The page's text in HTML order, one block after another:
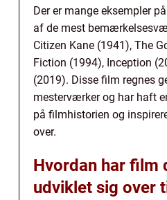
Der er mange eksempler
af de mest
Citizen Kane (1941), The
Fiction (1994), Inception
(2019). Disse film regnes
mesterværker og har haft
på filmhistorien og
over.
Hvordan har film
udviklet sig over